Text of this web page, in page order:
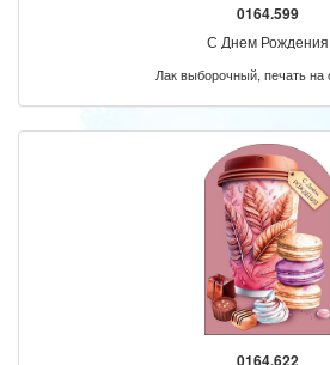
0164.599
С Днем Рождения
Лак выборочный, печать на
0164.622